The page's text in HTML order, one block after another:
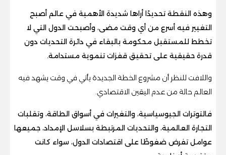
وهذه النقطة تحديدًا أراها شديدة الأهمية في عالم أصبح
التغيير فيه أسرع من أي وقت مضى، وأصبحت الدول التي لا
تخطط للمستقبل محكومة بالبقاء في دائرة التحديات دون
قدرة حقيقية على تحقيق قفزات تنموية مستدامة.
واللافت للنظر أن مشروع الخطة الجديدة يأتي في وقت يشهد فيه
العالم حالة من عدم اليقين الاقتصادي.
فالتوترات الجيوسياسية، والتغيرات في أسواق الطاقة، وتقلبات
التجارة العالمية، والتحديات المرتبطة بسلاسل الإمداد، جميعها
عوامل تفرض ضغوطًا على اقتصادات الدول، سواء كانت